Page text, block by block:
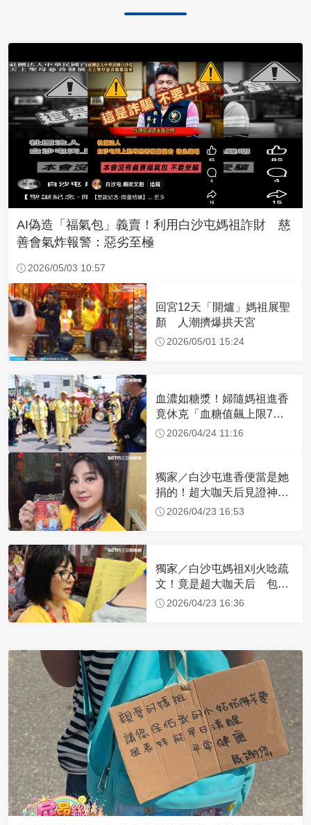
AI偽造「福氣包」義賣！利用白沙屯媽祖詐財 慈
善會氣炸報警：惡劣至極
2026/05/03 10:57
回宮12天「開爐」媽祖展聖
顏 人潮擠爆拱天宮
2026/05/01 15:24
血濃如糖漿！婦隨媽祖進香
竟休克「血糖值飆上限7
倍」 醫曝原因
2026/04/24 11:16
獨家／白沙屯進香便當是她
捐的！超大咖天后見證神
蹟 一靠近媽祖就爆哭
2026/04/23 16:53
獨家／白沙屯媽祖刈火唸疏
文！竟是超大咖天后 包尿
布忍尿5小時不喊累
2026/04/23 16:36